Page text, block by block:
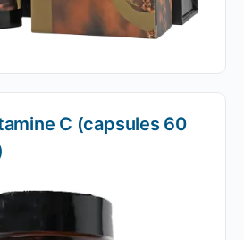
C (capsules 60